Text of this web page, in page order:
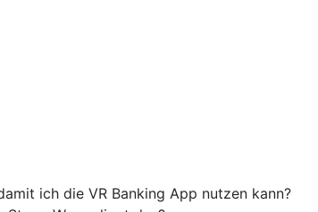
ich die VR Banking App nutzen kann?